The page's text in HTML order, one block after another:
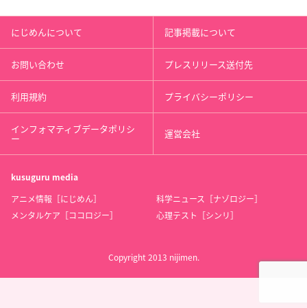
にじめんについて 記事掲載について
お問い合わせ プレスリリース送付先
利用規約 プライバシーポリシー
インフォマティブデータポリシ
ー 運営会社
kusuguru media
アニメ情報［にじめん］
科学ニュース［ナゾロジー］
メンタルケア［ココロジー］
心理テスト［シンリ］
Copyright 2013 nijimen.